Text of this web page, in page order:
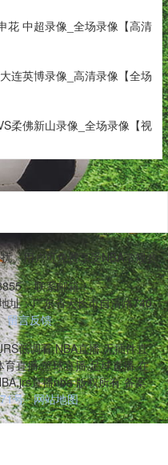
花 中超录像_全场录像【高清
连英博录像_高清录像【全场
柔佛新山录像_全场录像【视
用户可免费享受NBA常规
联系邮箱：
址：广东省天长市自清路740
留言反馈
低调看,NBA直播,无插件直
直播,篮球直播,足球直播,在
直播nba 版权所有 备案
号 网站地图